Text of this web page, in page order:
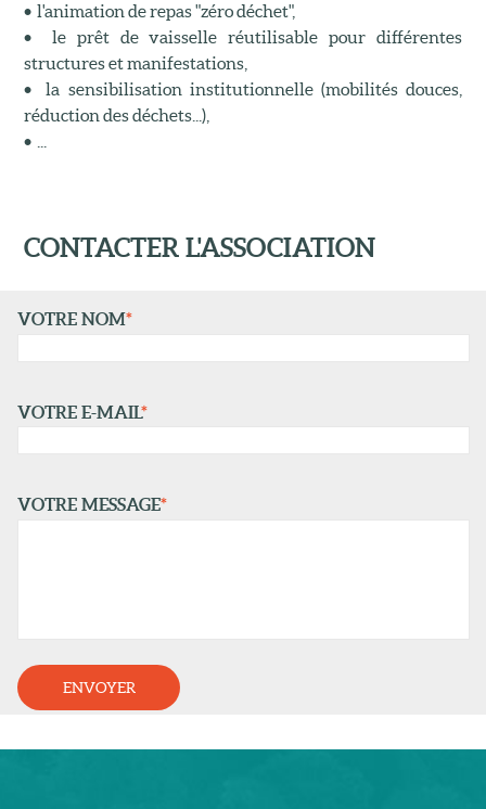
• l'animation de repas "zéro déchet",
• le prêt de vaisselle réutilisable pour différentes
structures et manifestations,
• la sensibilisation institutionnelle (mobilités douces,
réduction des déchets...),
• ...
CONTACTER L'ASSOCIATION
VOTRE NOM*
VOTRE E-MAIL*
VOTRE MESSAGE*